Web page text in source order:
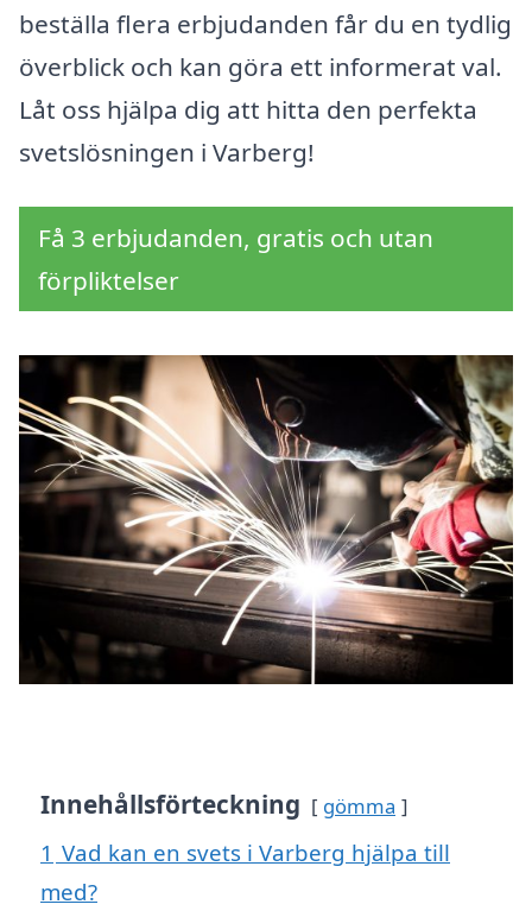
beställa flera erbjudanden får du en tydlig
överblick och kan göra ett informerat val.
Låt oss hjälpa dig att hitta den perfekta
svetslösningen i Varberg!
Få 3 erbjudanden, gratis och utan
förpliktelser
Innehållsförteckning gömma
1 Vad kan en svets i Varberg hjälpa till
med?